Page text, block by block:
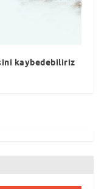
kaybedebiliriz